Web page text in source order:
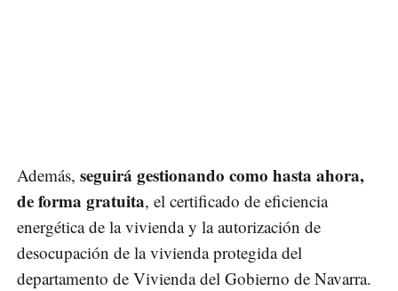
Además, seguirá gestionando como hasta ahora,
de forma gratuita, el certificado de eficiencia
energética de la vivienda y la autorización de
desocupación de la vivienda protegida del
departamento de Vivienda del Gobierno de Navarra.